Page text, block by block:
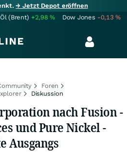
→ Jetzt Depot eröffnen
Öl (Brent) +2,98% Dow Jones -0,13%
Foren
Diskussion
nach Fusion -
und Pure Nickel -
Ausgangs